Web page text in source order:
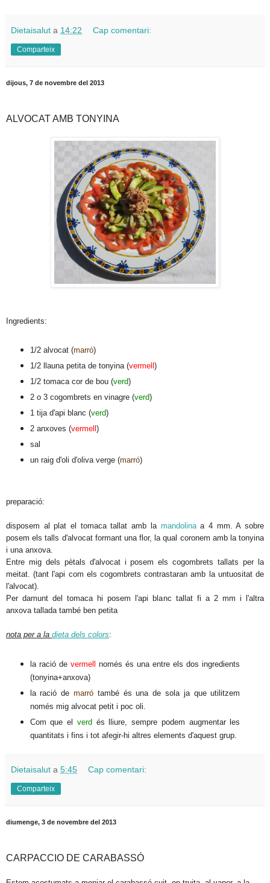
Dietaisalut a 14:22 Cap comentari:
Comparteix
dijous, 7 de novembre del 2013
ALVOCAT AMB TONYINA
Ingredients:
1/2 alvocat (marró)
1/2 llauna petita de tonyina (vermell )
1/2 tomaca cor de bou (verd)
2 o 3 cogombrets en vinagre (verd)
1 tija d'api blanc (verd)
2 anxoves (vermell )
sal
un raig d'oli d'oliva verge (marró)
preparació:
disposem al plat el tomaca tallat amb la mandolinaa 4 mm. A sobre
posem els talls d'alvocat formant una flor, la qual coronem amb la tonyina
i una anxova.
Entre mig dels pètals d'alvocat i posem els cogombrets tallats per la
meitat. (tant l'api com els cogombrets contrastaran amb la untuositat de
l'alvocat).
Per damunt del tomaca hi posem l'api blanc tallat fi a 2 mm i l'altra
anxova tallada també ben petita
nota per a la dieta dels colors:
la ració de vermell
només és una entre els dos ingredients
(tonyina+anxova)
la ració de marró també és una de sola ja que utilitzem
només mig alvocat petit i poc oli.
Com que el verd és lliure, sempre podem augmentar les
quantitats i fins i tot afegir-hi altres elements d'aquest grup.
Dietaisalut a 5:45 Cap comentari:
Comparteix
diumenge, 3 de novembre del 2013
CARPACCIO DE CARABASSÓ